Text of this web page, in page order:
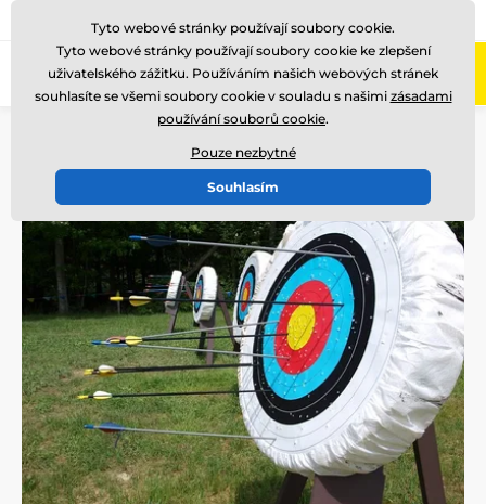
Zavolejte nám (Po-Pá 8-17)
Představujeme netradiční sporty: Lukostřelba
Tyto webové stránky používají soubory cookie.
Tyto webové stránky používají soubory cookie ke zlepšení
uživatelského zážitku. Používáním našich webových stránek
souhlasíte se všemi soubory cookie v souladu s našimi zásadami
používání souborů cookie.
Pouze nezbytné
Souhlasím